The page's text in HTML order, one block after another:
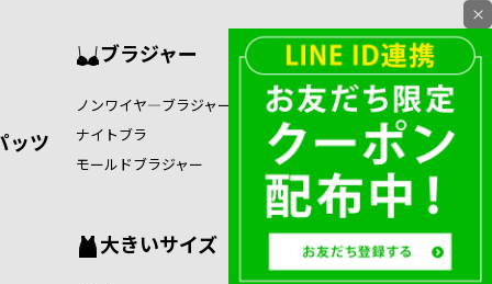
ッツ
ブラジャー
ノンワイヤ―ブラジャー
ナイトブラ
モールドブラジャー
大きいサイズ
×